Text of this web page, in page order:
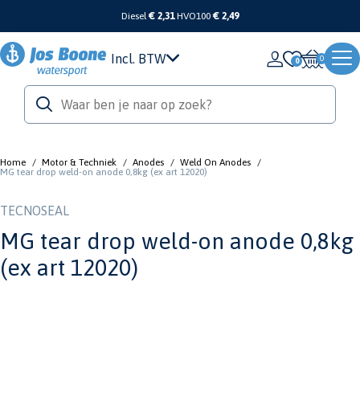
Diesel€ 2,31 HVO100 € 2,49
Incl. BTW 0
Home / Motor & Techniek / Anodes / Weld On Anodes /
MG tear drop weld-on anode 0,8kg (ex art 12020)
TECNOSEAL
MG tear drop weld-on anode 0,8kg
(ex art 12020)